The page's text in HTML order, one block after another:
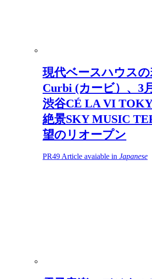
現代ベースハウス
Curbi (カービ）、3
渋谷CÉ LA VI
絶景SKY MUSIC
望のリオープン
PR49 Article avaiable in Japanese